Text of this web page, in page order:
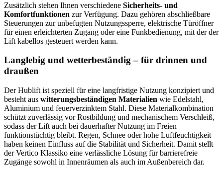
Zusätzlich stehen Ihnen verschiedene Sicherheits- und
Komfortfunktionen zur Verfügung. Dazu gehören abschließbare
Steuerungen zur unbefugten Nutzungssperre, elektrische Türöffner
für einen erleichterten Zugang oder eine Funkbedienung, mit der der
Lift kabellos gesteuert werden kann.
Langlebig und wetterbeständig – für drinnen und
draußen
Der Hublift ist speziell für eine langfristige Nutzung konzipiert und
besteht aus witterungsbeständigen Materialien wie Edelstahl,
Aluminium und feuerverzinktem Stahl. Diese Materialkombination
schützt zuverlässig vor Rostbildung und mechanischem Verschleiß,
sodass der Lift auch bei dauerhafter Nutzung im Freien
funktionstüchtig bleibt. Regen, Schnee oder hohe Luftfeuchtigkeit
haben keinen Einfluss auf die Stabilität und Sicherheit. Damit stellt
der Vertico Klassiko eine verlässliche Lösung für barrierefreie
Zugänge sowohl in Innenräumen als auch im Außenbereich dar.